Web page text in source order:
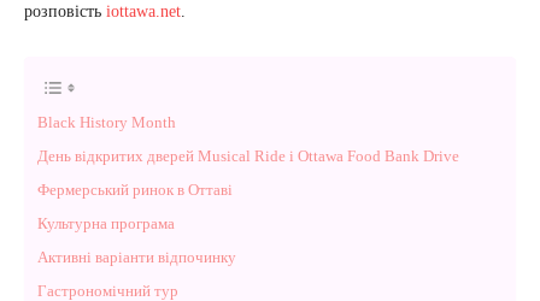
розповість iottawa.net
Black History Month
День відкритих дверей Musical Ride і Ottawa Food Bank Drive
Фермерський ринок в Оттаві
Культурна програма
Активні варіанти відпочинку
Гастрономічний тур